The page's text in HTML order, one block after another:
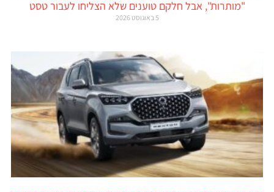
"מותרות", אבל חלקם טוענים שלא הצליחו לעבור טסט
5 באוגוסט 2026